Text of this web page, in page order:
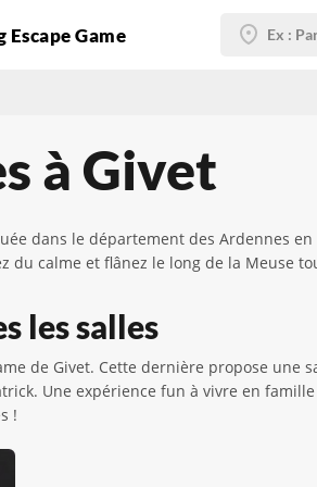
Escape Game
à Givet
dans le département des Ardennes
calme et flânez le long de la Meuse
les salles
de Givet. Cette dernière propose
Une expérience fun à vivre en
!